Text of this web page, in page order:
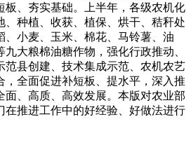
板、夯实基础。上半年，各级农机化
、种植、收获、植保、烘干、秸秆处
、小麦、玉米、棉花、马铃薯、油
大粮棉油糖作物，强化行政推动、
范县创建、技术集成示范、农机农艺
，全面促进补短板、提水平，深入推
面、高质、高效发展。本版对农业部
在推进工作中的好经验、好做法进行